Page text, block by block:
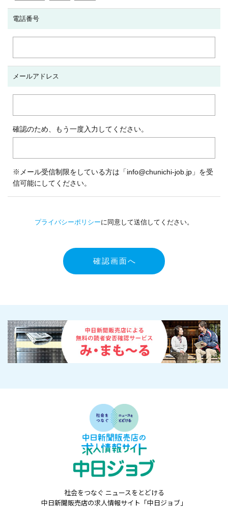
電話番号
メールアドレス
確認のため、もう一度入力してください。
※メール受信制限をしている方は「info@chunichi-job.jp」を受
信可能にしてください。
プライバシーポリシーに同意して送信してください。
確認画面へ
社会をつなぐ ニュースをとどける
中日新聞販売店の求人情報サイト「中日ジョブ」